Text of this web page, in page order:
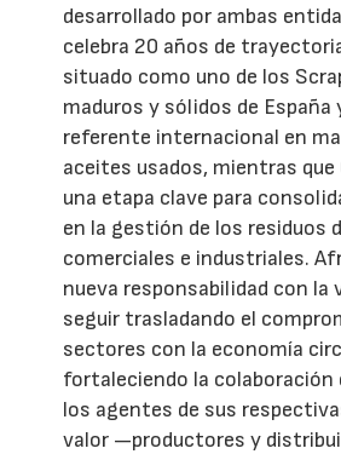
desarrollado por ambas
celebra 20 años de
situado como uno de los
maduros y sólidos de
referente internacional en
aceites usados, mientras
una etapa clave para
en la gestión de los residuos
comerciales e industriales.
nueva responsabilidad con la
seguir trasladando el
sectores con la economía
fortaleciendo la
los agentes de sus
valor —productores y